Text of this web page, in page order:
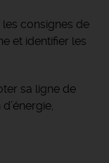
consignes de
et identifier les
sa ligne de